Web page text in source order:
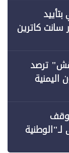
دير سانت كاترين
ترصد
اليمنية